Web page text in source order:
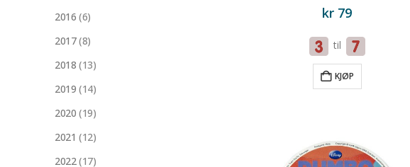
kr 79
til
KJØP
2016 (6)
2017(8)
2018 (13)
2019 (14)
2020 (19)
2021 (12)
2022(17)